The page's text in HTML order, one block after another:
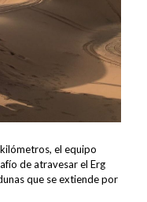
el equipo
de atravesar el Erg
que se extiende por